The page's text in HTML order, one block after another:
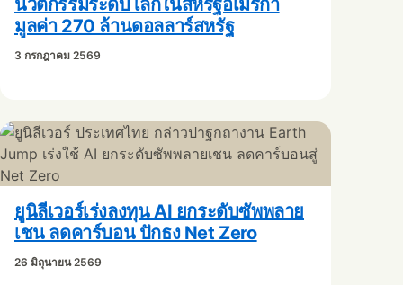
มูลค่า 270 ล้านดอลลาร์สหรัฐ
3 กรกฎาคม 2569
ยูนิลีเวอร์เร่งลงทุน AI ยกระดับซัพพลาย
เชน ลดคาร์บอน ปักธง Net Zero
26 มิถุนายน 2569